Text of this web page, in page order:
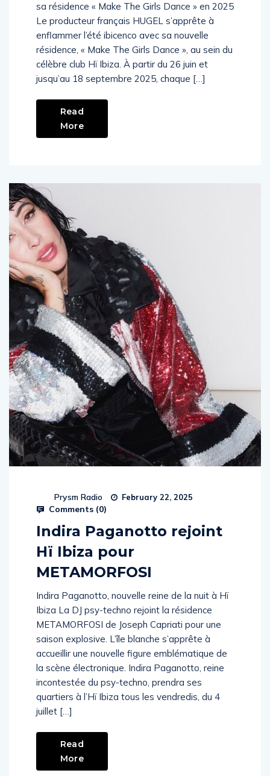
sa résidence « Make The Girls Dance » en 2025
Le producteur français HUGEL s’apprête à
enflammer l’été ibicenco avec sa nouvelle
résidence, « Make The Girls Dance », au sein du
célèbre club Hï Ibiza. À partir du 26 juin et
jusqu’au 18 septembre 2025, chaque […]
Read
More
Prysm Radio February 22, 2025
Comments (0)
Indira Paganotto rejoint
Hï Ibiza pour
METAMORFOSI
Indira Paganotto, nouvelle reine de la nuit à Hï
Ibiza La DJ psy-techno rejoint la résidence
METAMORFOSI de Joseph Capriati pour une
saison explosive. L’île blanche s’apprête à
accueillir une nouvelle figure emblématique de
la scène électronique. Indira Paganotto, reine
incontestée du psy-techno, prendra ses
quartiers à l’Hï Ibiza tous les vendredis, du 4
juillet […]
Read
More